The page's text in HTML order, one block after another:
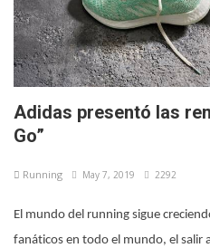
Adidas presentó las
Go”
Running May 7, 2019 2292
El mundo del running sigue
fanáticos en todo el mundo, el salir